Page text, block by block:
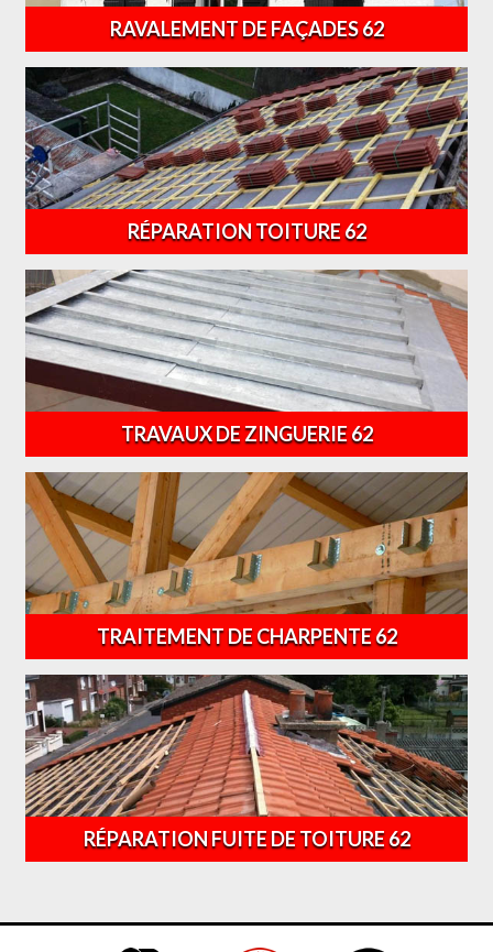
RAVALEMENT DE FAÇADES 62
RÉPARATION TOITURE 62
TRAVAUX DE ZINGUERIE 62
TRAITEMENT DE CHARPENTE 62
RÉPARATION FUITE DE TOITURE 62